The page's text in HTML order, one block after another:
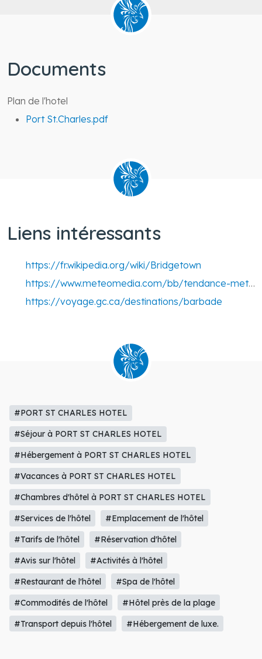
Documents
Plan de l'hotel
Port St.Charles.pdf
Liens intéressants
https://fr.wikipedia.org/wiki/Bridgetown
https://www.meteomedia.com/bb/tendance-meteo-14-jours/st-michael/bridgetown?from7day=1
https://voyage.gc.ca/destinations/barbade
#PORT ST CHARLES HOTEL
#Séjour à PORT ST CHARLES HOTEL
#Hébergement à PORT ST CHARLES HOTEL
#Vacances à PORT ST CHARLES HOTEL
#Chambres d'hôtel à PORT ST CHARLES HOTEL
#Services de l'hôtel
#Emplacement de l'hôtel
#Tarifs de l'hôtel
#Réservation d'hôtel
#Avis sur l'hôtel
#Activités à l'hôtel
#Restaurant de l'hôtel
#Spa de l'hôtel
#Commodités de l'hôtel
#Hôtel près de la plage
#Transport depuis l'hôtel
#Hébergement de luxe.